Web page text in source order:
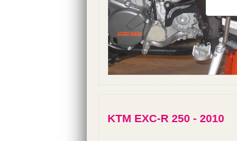
KTM EXC-R 250 - 2010